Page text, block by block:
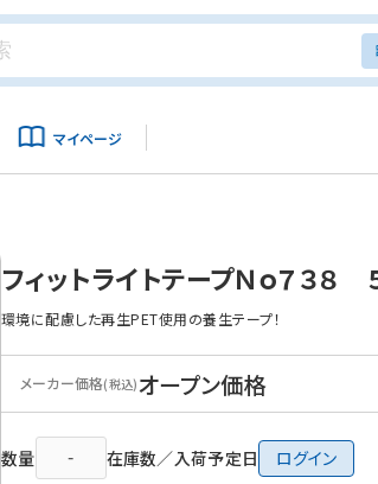
マイページ
フィットライトテープＮｏ７３
環境に配慮した再生PET使用の養生テープ！
メーカー価格(税込)オープン価格
数量 在庫数／入荷予定日 ログイン